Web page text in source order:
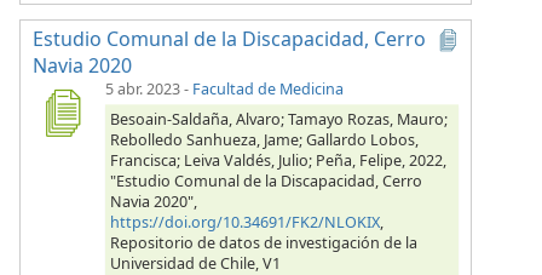
Estudio Comunal de la Discapacidad, Cerro
Navia 2020
5 abr. 2023- Facultad de Medicina
Besoain-Saldaña, Alvaro; Tamayo Rozas, Mauro;
Rebolledo Sanhueza, Jame; Gallardo Lobos,
Francisca; Leiva Valdés, Julio; Peña, Felipe, 2022,
"Estudio Comunal de la Discapacidad, Cerro
Navia 2020",
https://doi.org/10.34691/FK2/NLOKIX,
Repositorio de datos de investigación de la
Universidad de Chile, V1